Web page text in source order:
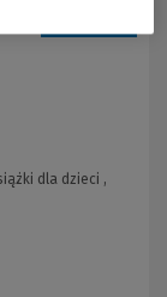
dla dzieci ,